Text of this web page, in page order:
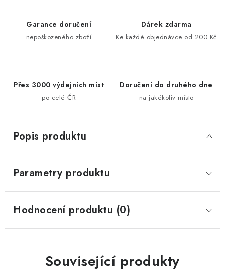
Garance doručení
nepoškozeného zboží
Dárek zdarma
Ke každé objednávce od 200 Kč
Přes 3000 výdejních míst
po celé ČR
Doručení do druhého dne
na jakékoliv místo
Popis produktu
Parametry produktu
Hodnocení produktu (0)
Související produkty